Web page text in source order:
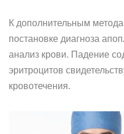
К дополнительным
постановке диагноза
анализ крови. Падение
эритроцитов
кровотечения.